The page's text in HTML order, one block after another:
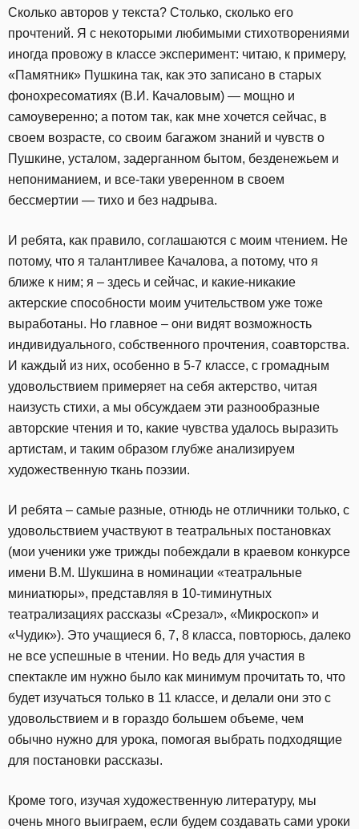
Сколько авторов у текста? Столько, сколько его
прочтений. Я с некоторыми любимыми стихотворениями
иногда провожу в классе эксперимент: читаю, к примеру,
«Памятник» Пушкина так, как это записано в старых
фонохресоматиях (В.И. Качаловым) — мощно и
самоуверенно; а потом так, как мне хочется сейчас, в
своем возрасте, со своим багажом знаний и чувств о
Пушкине, усталом, задерганном бытом, безденежьем и
непониманием, и все-таки уверенном в своем
бессмертии — тихо и без надрыва.
И ребята, как правило, соглашаются с моим чтением. Не
потому, что я талантливее Качалова, а потому, что я
ближе к ним; я – здесь и сейчас, и какие-никакие
актерские способности моим учительством уже тоже
выработаны. Но главное – они видят возможность
индивидуального, собственного прочтения, соавторства.
И каждый из них, особенно в 5-7 классе, с громадным
удовольствием примеряет на себя актерство, читая
наизусть стихи, а мы обсуждаем эти разнообразные
авторские чтения и то, какие чувства удалось выразить
артистам, и таким образом глубже анализируем
художественную ткань поэзии.
И ребята – самые разные, отнюдь не отличники только, с
удовольствием участвуют в театральных постановках
(мои ученики уже трижды побеждали в краевом конкурсе
имени В.М. Шукшина в номинации «театральные
миниатюры», представляя в 10-тиминутных
театрализациях рассказы «Срезал», «Микроскоп» и
«Чудик»). Это учащиеся 6, 7, 8 класса, повторюсь, далеко
не все успешные в чтении. Но ведь для участия в
спектакле им нужно было как минимум прочитать то, что
будет изучаться только в 11 классе, и делали они это с
удовольствием и в гораздо большем объеме, чем
обычно нужно для урока, помогая выбрать подходящие
для постановки рассказы.
Кроме того, изучая художественную литературу, мы
очень много выиграем, если будем создавать сами уроки